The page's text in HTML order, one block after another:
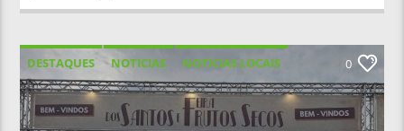
DESTAQUES NOTICIAS
NOTÍCIAS LOCAIS
NOTÍCIAS NACIONAIS
0